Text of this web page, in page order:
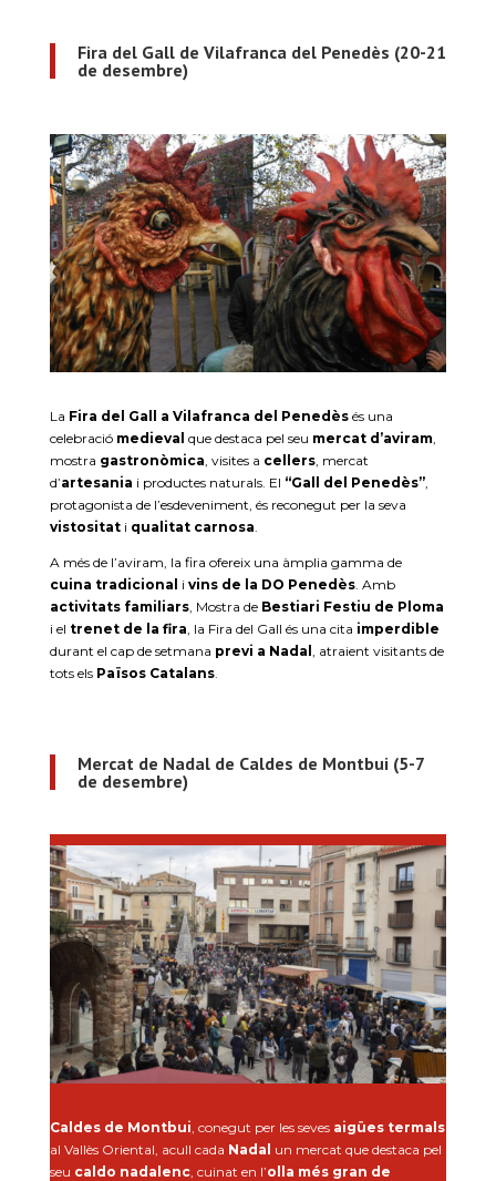
Fira del Gall de Vilafranca del Penedès (20-21
de desembre)
La Fira del Gall a Vilafranca del Penedèsés una
celebració medieval que destaca pel seu mercat d’aviram,
mostra gastronòmica , visites a cellers, mercat
d’artesania i productes naturals. El “Gall del Penedès”,
protagonista de l’esdeveniment, és reconegut per la seva
vistositati qualitat carnosa
A més de l’aviram, la fira ofereix una àmplia gamma de
cuina tradicional i vins de la DO Penedès. Amb
activitats familiars, Mostra de Bestiari Festiu de Ploma
i el trenet de la fira , la Fira del Gall és una cita imperdible
durant el cap de setmana previ a Nadal , atraient visitants de
tots els Països Catalans.
Mercat de Nadal de Caldes de Montbui (5-7
de desembre)
Caldes de Montbui , conegut per les seves aigües termals
al Vallès Oriental, acull cada Nadal un mercat que destaca pel
seu caldo nadalenc, cuinat en l’olla més gran de